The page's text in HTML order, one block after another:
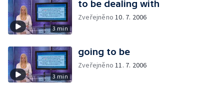
3 min
to be dealing with
Zveřejněno10. 7. 2006
3 min
going to be
Zveřejněno11. 7. 2006